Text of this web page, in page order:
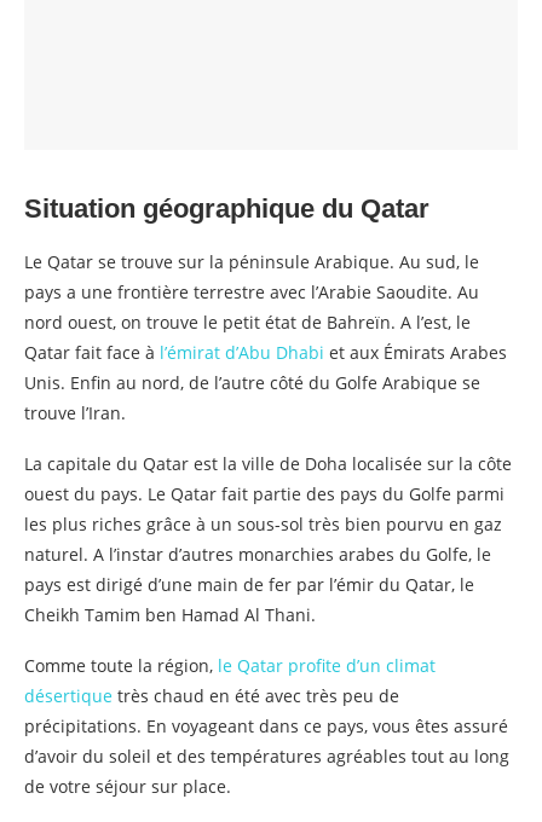
Situation géographique du Qatar
Le Qatar se trouve sur la péninsule Arabique. Au sud, le
pays a une frontière terrestre avec l’Arabie Saoudite. Au
nord ouest, on trouve le petit état de Bahreïn. A l’est, le
Qatar fait face à l’émirat d’Abu Dhabi et aux Émirats Arabes
Unis. Enfin au nord, de l’autre côté du Golfe Arabique se
trouve l’Iran.
La capitale du Qatar est la ville de Doha localisée sur la côte
ouest du pays. Le Qatar fait partie des pays du Golfe parmi
les plus riches grâce à un sous-sol très bien pourvu en gaz
naturel. A l’instar d’autres monarchies arabes du Golfe, le
pays est dirigé d’une main de fer par l’émir du Qatar, le
Cheikh Tamim ben Hamad Al Thani.
Comme toute la région, le Qatar profite d’un climat
désertique très chaud en été avec très peu de
précipitations. En voyageant dans ce pays, vous êtes assuré
d’avoir du soleil et des températures agréables tout au long
de votre séjour sur place.